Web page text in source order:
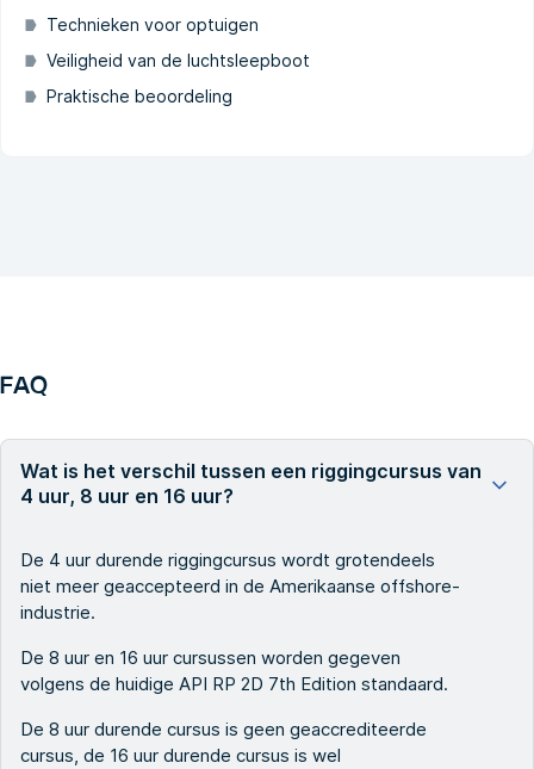
Technieken voor optuigen
Veiligheid van de luchtsleepboot
Praktische beoordeling
FAQ
Wat is het verschil tussen een riggingcursus van
4 uur, 8 uur en 16 uur?
De 4 uur durende riggingcursus wordt grotendeels
niet meer geaccepteerd in de Amerikaanse offshore-
industrie.
De 8 uur en 16 uur cursussen worden gegeven
volgens de huidige API RP 2D 7th Edition standaard.
De 8 uur durende cursus is geen geaccrediteerde
cursus, de 16 uur durende cursus is wel